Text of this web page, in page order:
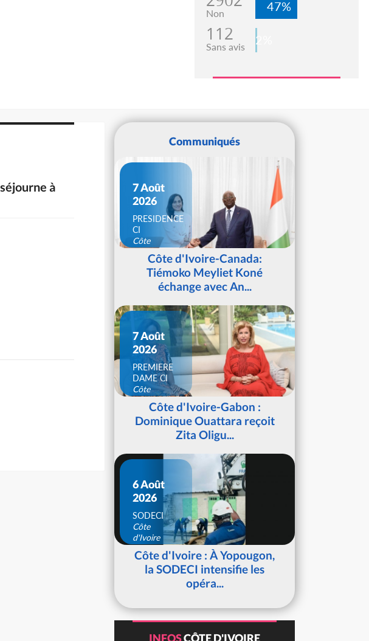
Non 47%
112
Sans avis 2%
à
Communiqués
7 Août
2026
PRESIDENCE
CI
Côte
d'IvoireCôte d'Ivoire-Canada:
Tiémoko Meyliet Koné
échange avec An...
7 Août
2026
PREMIERE
DAME CI
Côte
d'IvoireCôte d'Ivoire-Gabon :
Dominique Ouattara reçoit
Zita Oligu...
6 Août
2026
SODECI
Côte
d'Ivoire
Côte d'Ivoire : À Yopougon,
la SODECI intensifie les
opéra...
INFOSCÔTE D'IVOIRE